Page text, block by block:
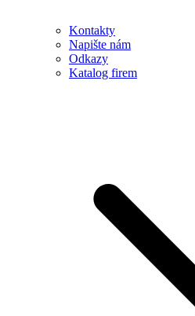
Kontakty
Napište nám
Odkazy
Katalog firem